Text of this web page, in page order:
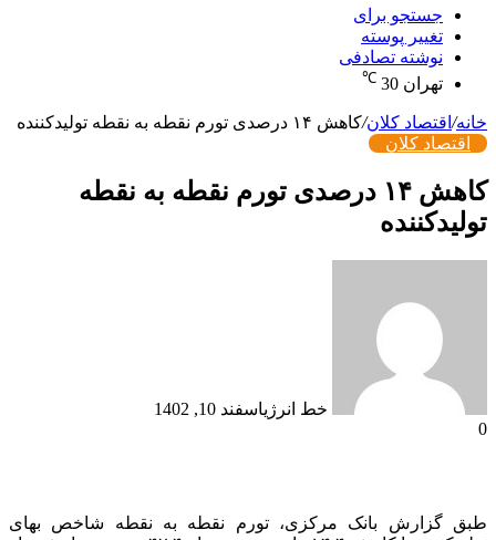
جستجو برای
تغییر پوسته
نوشته تصادفی
تهران 30
℃
خانه/ اقتصاد کلان/کاهش ۱۴ درصدی تورم نقطه به نقطه تولیدکننده
اقتصاد کلان
کاهش ۱۴ درصدی تورم نقطه به نقطه
تولیدکننده
خط انرژیاسفند 10, 1402
0
طبق گزارش بانک مرکزی، تورم نقطه به نقطه شاخص بهای